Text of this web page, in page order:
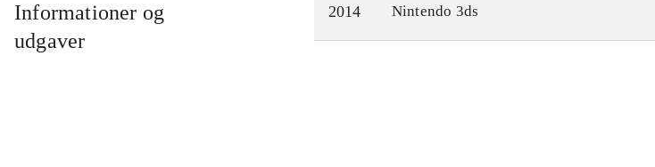
Informationer og
udgaver
2014 Nintendo 3ds